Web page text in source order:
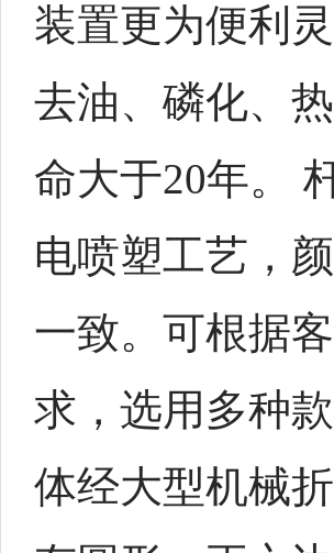
装置更为便利
去油、磷化、
命大于20年。
电喷塑工艺，
一致。可根据
求，选用多种
体经大型机械